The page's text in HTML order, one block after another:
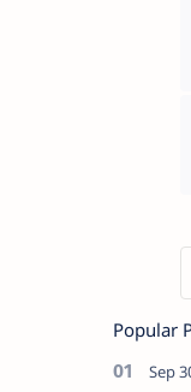
Popular